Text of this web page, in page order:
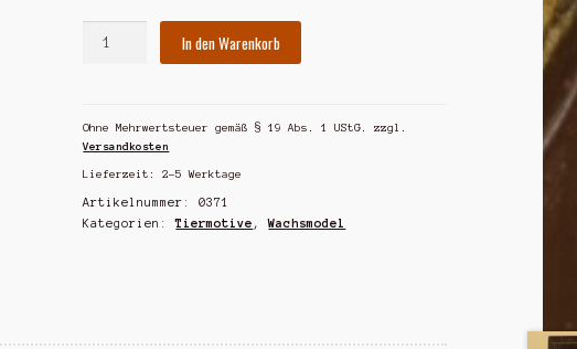
In den Warenkorb
Ohne Mehrwertsteuer gemäß § 19 Abs. 1 UStG.
zzgl.
Versandkosten
Lieferzeit:2-5 Werktage
Artikelnummer:0371
Kategorien:Tiermotive ,Wachsmodel